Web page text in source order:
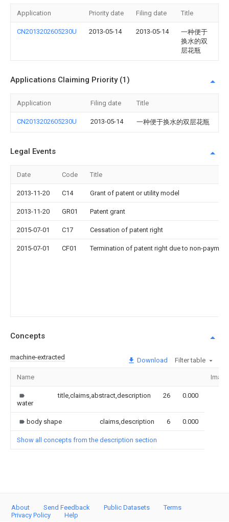
Application Priority date Filing date Title
CN2013202605230U 2013-05-14 2013-05-14
一种便于
换水的双
层花瓶
Applications Claiming Priority (1)
Application Filing date Title
CN2013202605230U 2013-05-14 一种便于换水的双层花瓶
Legal Events
Date Code Title
2013-11-20 C14 Grant of patent or utility model
2013-11-20 GR01 Patent grant
2015-07-01 C17 Cessation of patent right
2015-07-01 CF01 Termination of patent right due to non-
Concepts
machine-extracted Download Filter table
Name Image
water
title,claims,abstract,description 26 0.000
body shape claims,description 6 0.000
Show all concepts from the description section
About Send Feedback Public Datasets
Terms
Privacy Policy
Help